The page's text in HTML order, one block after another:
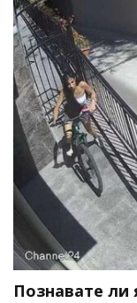
Познавате ли